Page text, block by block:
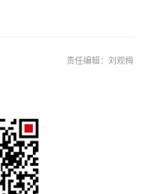
责任编辑：刘观梅